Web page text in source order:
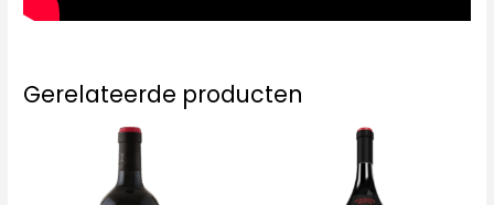
Gerelateerde producten